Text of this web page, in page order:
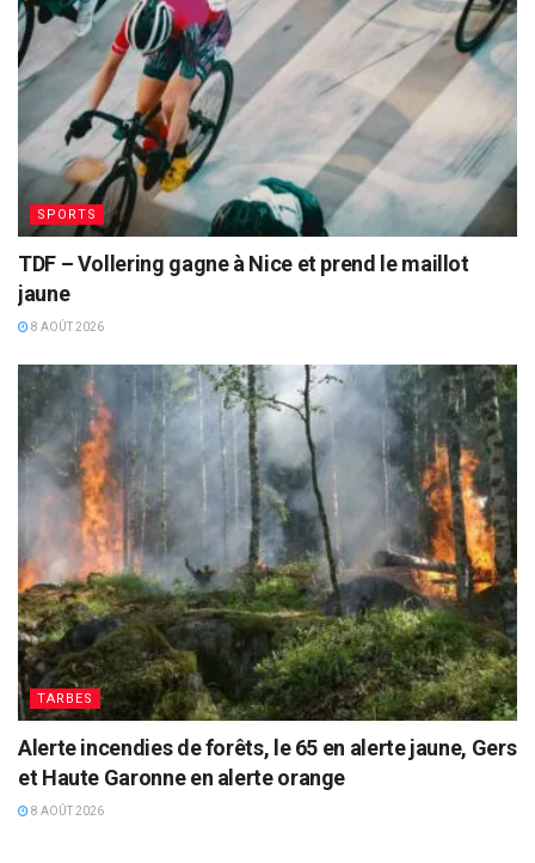
SPORTS
TDF – Vollering gagne à Nice et prend le maillot
jaune
8 AOÛT 2026
TARBES
Alerte incendies de forêts, le 65 en alerte jaune, Gers
et Haute Garonne en alerte orange
8 AOÛT 2026